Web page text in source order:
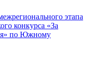
этапа
конкурса «За
по Южному